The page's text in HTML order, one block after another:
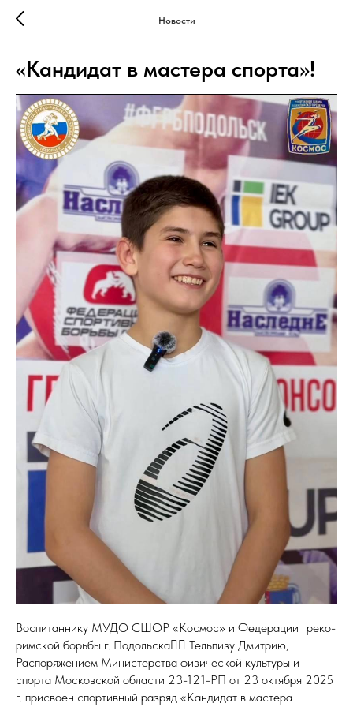
Новости
«Кандидат в мастера спорта»!
Воспитаннику МУДО СШОР «Космос» и Федерации греко-
римской борьбы г. Подольска🤼‍♂️ Тельпизу Дмитрию,
Распоряжением Министерства физической культуры и
спорта Московской области 23-121-РП от 23 октября 2025
г. присвоен спортивный разряд «Кандидат в мастера